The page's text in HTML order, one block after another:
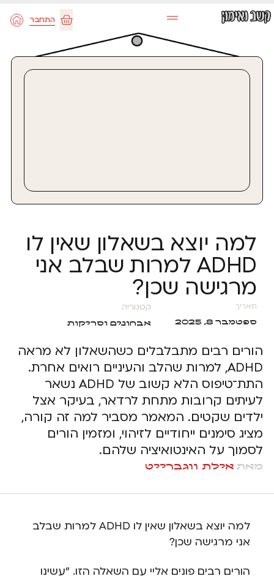
דילוג
לתוכן
עגלת
קניות
התחבר
למה יוצא בשאלון שאין לו
ADHD למרות שבלב אני
מרגישה שכן?
תאריך
ספטמבר 8, 2025
קטגוריה
אבחונים וסריקות
הורים רבים מתבלבלים כשהשאלון לא מראה
ADHD, למרות שהלב והעיניים רואים אחרת.
התת־טיפוס הלא קשוב של ADHD נשאר
לעיתים קרובות מתחת לרדאר, בעיקר אצל
ילדים שקטים. המאמר מסביר למה זה קורה,
מציג סימנים ייחודיים לזיהוי, ומזמין הורים
לסמוך על האינטואיציה שלהם.
מאת אילת ווגברייט
למה יוצא בשאלון שאין לו ADHD למרות שבלב
אני מרגישה שכן?
הורים רבים פונים אליי עם השאלה הזו. "עשינו